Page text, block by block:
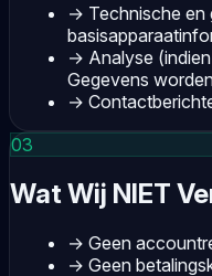
→ Technische en
→ Analyse
Gegevens
→
03
Wat Wij NIET
→ Geen
→ Geen